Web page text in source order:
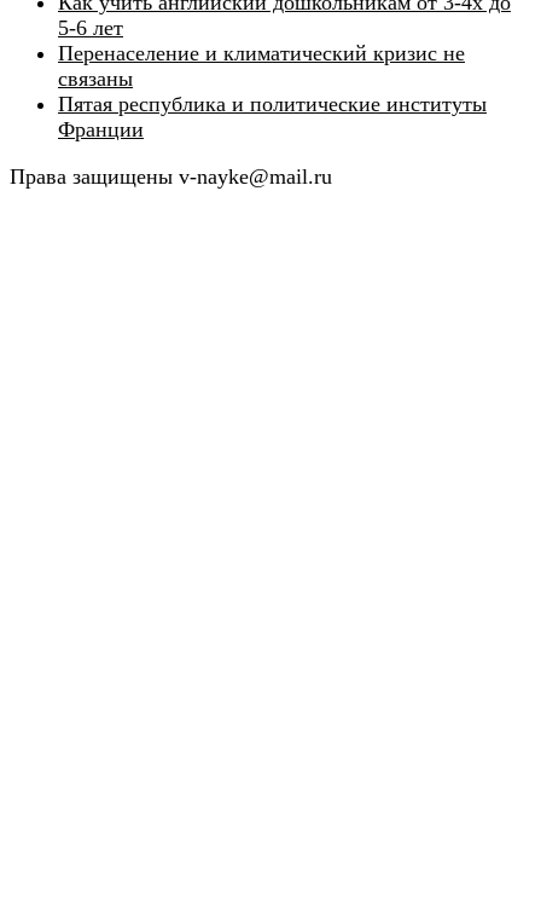
5-6 лет
Перенаселение и климатический кризис не
связаны
Пятая республика и политические институты
Франции
Права защищены v-nayke@mail.ru